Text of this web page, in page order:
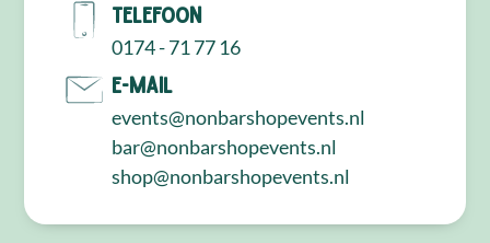
Telefoon
0174 - 71 77 16
E-mail
events@nonbarshopevents.nl
bar@nonbarshopevents.nl
shop@nonbarshopevents.nl